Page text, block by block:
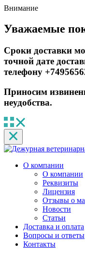
Внимание
Уважаемые
Сроки доставки
точной дате
телефону
Приносим
неудобства.
О компании
О компании
Реквизиты
Лицензия
Отзывы о
Новости
Статьи
Доставка и оплата
Вопросы и ответы
Контакты